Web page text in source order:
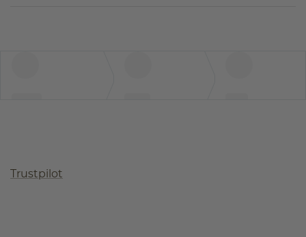
Trustpilot